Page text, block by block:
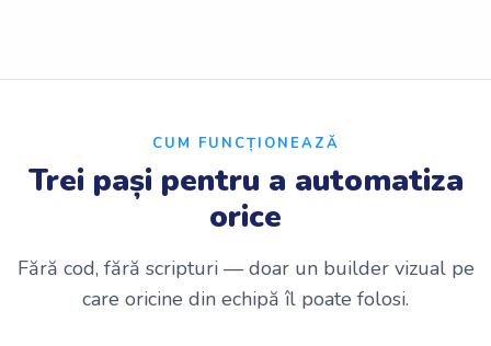
CUM FUNCȚIONEAZĂ
Trei pași pentru a automatiza
orice
Fără cod, fără scripturi — doar un builder vizual pe
care oricine din echipă îl poate folosi.